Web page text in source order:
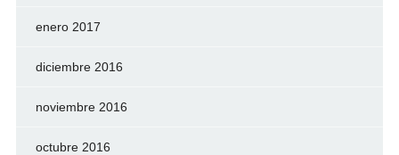
enero 2017
diciembre 2016
noviembre 2016
octubre 2016